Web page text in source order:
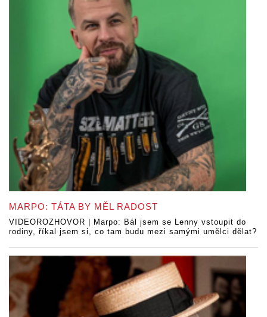
MARPO: TÁTA BY MĚL RADOST
VIDEOROZHOVOR | Marpo: Bál jsem se Lenny vstoupit do
rodiny, říkal jsem si, co tam budu mezi samými umělci dělat?